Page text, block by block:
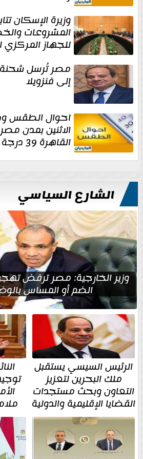
وزيرة الإسكان
المشروعات
للجهاز المركزي
مصر تُرسل شحنة
إلى فنزويلا
احوال الطقس
الاثنين بمدن
القاهرة 39 درجة
الشارع السياسي
وزير الخارجية: مصر ترفض
الضم أو المساس
الرئيس السيسي يستقبل
ملك البحرين لتعزيز
التعاون وبحث مستجدات
القضايا الإقليمية والدولية